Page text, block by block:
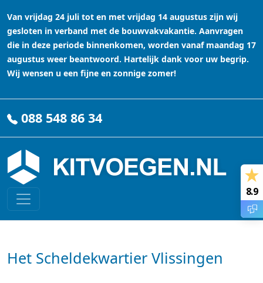
Van vrijdag 24 juli tot en met vrijdag 14 augustus zijn wij
gesloten in verband met de bouwvakvakantie. Aanvragen
die in deze periode binnenkomen, worden vanaf maandag 17
augustus weer beantwoord. Hartelijk dank voor uw begrip.
Wij wensen u een fijne en zonnige zomer!
088 548 86 34
Het Scheldekwartier Vlissingen
8.9